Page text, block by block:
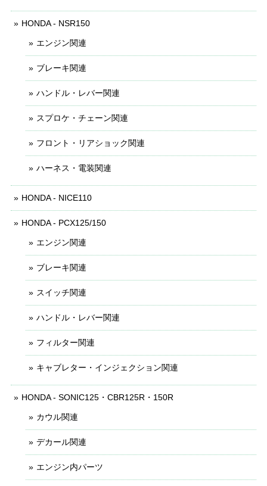
HONDA - NSR150
エンジン関連
ブレーキ関連
ハンドル・レバー関連
スプロケ・チェーン関連
フロント・リアショック関連
ハーネス・電装関連
HONDA - NICE110
HONDA - PCX125/150
エンジン関連
ブレーキ関連
スイッチ関連
ハンドル・レバー関連
フィルター関連
キャブレター・インジェクション関連
HONDA - SONIC125・CBR125R・150R
カウル関連
デカール関連
エンジン内パーツ